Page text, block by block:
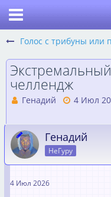
Голос с трибуны или
челлендж
Генадий 4 Июл
Генадий
НеГуру
4 Июл 2026